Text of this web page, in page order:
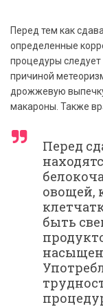
Перед тем как
определенные
процедуры следует
причиной
дрожжевую
макароны. Также
Перед
овощей,
быть